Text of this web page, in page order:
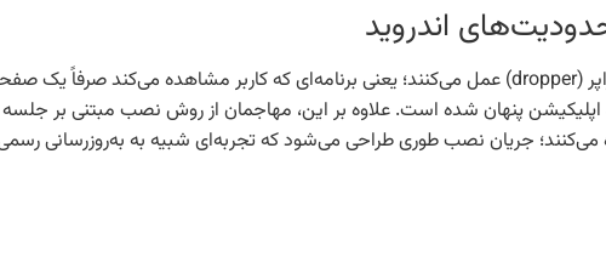
اندروید
۱۳ و بالاتر استفاده می‌کنند؛ جریان نصب طوری طراحی می‌شود که تجربه‌ای شبیه به